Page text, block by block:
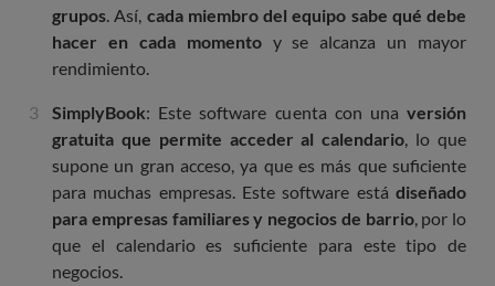
grupos. Así, cada miembro del equipo sabe qué debe
hacer en cada momentoy se alcanza un mayor
rendimiento.
SimplyBook: Este software cuenta con una versión
gratuita que permite acceder al calendario, lo que
supone un gran acceso, ya que es más que suficiente
para muchas empresas. Este software está diseñado
para empresas familiares y negocios de barrio, por lo
que el calendario es suficiente para este tipo de
negocios.